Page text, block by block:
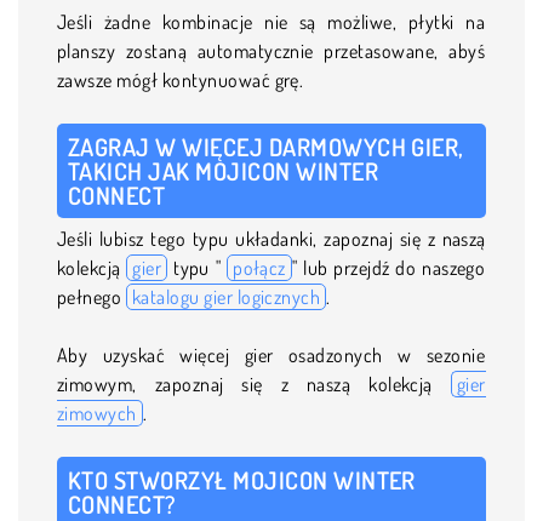
Jeśli żadne kombinacje nie są możliwe, płytki na
planszy zostaną automatycznie przetasowane, abyś
zawsze mógł kontynuować grę.
ZAGRAJ W WIĘCEJ DARMOWYCH GIER,
TAKICH JAK MOJICON WINTER
CONNECT
Jeśli lubisz tego typu układanki, zapoznaj się z naszą
kolekcją gier typu " połącz " lub przejdź do naszego
pełnego katalogu gier logicznych .
Aby uzyskać więcej gier osadzonych w sezonie
zimowym, zapoznaj się z naszą kolekcją
gier
zimowych .
KTO STWORZYŁ MOJICON WINTER
CONNECT?